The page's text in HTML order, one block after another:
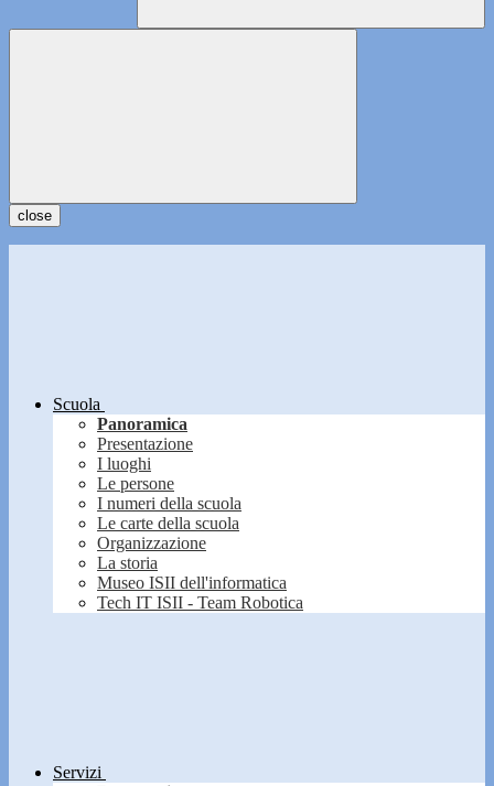
close
Scuola
Panoramica
Presentazione
I luoghi
Le persone
I numeri della scuola
Le carte della scuola
Organizzazione
La storia
Museo ISII dell'informatica
Tech IT ISII - Team Robotica
Servizi